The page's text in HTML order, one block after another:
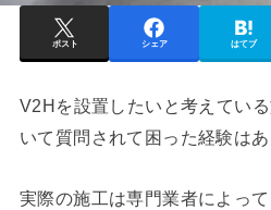
ポスト シェア はてブ
V2Hを設置したいと考えてい
いて質問されて困った経験は
実際の施工は専門業者によっ